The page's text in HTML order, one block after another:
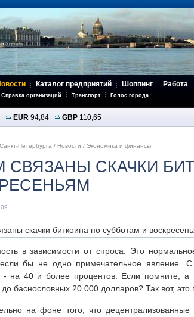
Каталог предприятий Шоппинг Работа
Справка организаций Транспорт Голос города
EUR 94,84 GBP 110,65
Петербурга / Новости / Экономика и финансы
СВЯЗАНЫ СКАЧКИ
в зависимости от спроса. Это
бы не одно примечательное явление. С
- на 40 и более процентов. Если помните, а
баснословных 20 000 долларов? Так вот, это
на фоне того, что